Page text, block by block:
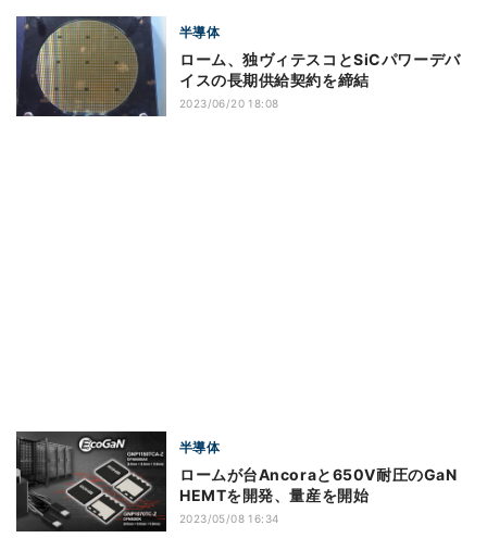
半導体
ローム、独ヴィテスコとSiCパワーデバ
イスの長期供給契約を締結
2023/06/20 18:08
半導体
ロームが台Ancoraと650V耐圧のGaN
HEMTを開発、量産を開始
2023/05/08 16:34